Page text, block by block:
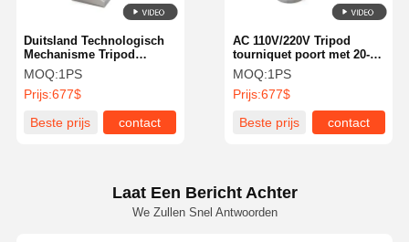
AC 110V/220V Tripod
tourniquet poort met 20-35
personen per minuut
doorgangssnelheid en
Duits technologisch
MOQ:1PS
Prijs:677$
Beste prijs
contact
Duitsland Technologisch
Mechanisme Tripod
Turnstile Gate met 20-35
persoon/min
doorgangssnelheid en 7-
12VDC stroominvoer
MOQ:1PS
Prijs:677$
Beste prijs
contact
Laat Een Bericht Achter
We Zullen Snel Antwoorden